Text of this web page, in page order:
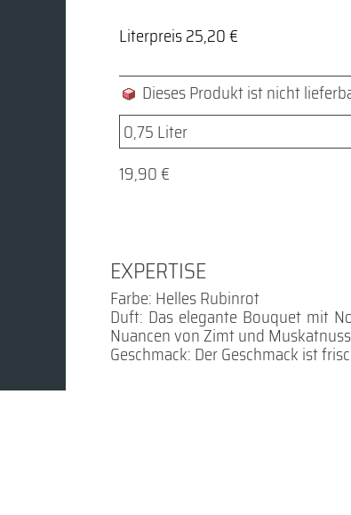
Literpreis 25,20 €
Dieses Produkt ist nicht
19,90 €
EXPERTISE
Farbe: Helles Rubinrot
Duft: Das elegante Bouquet mit
Nuancen von Zimt und Muskatnuss
Geschmack: Der Geschmack ist